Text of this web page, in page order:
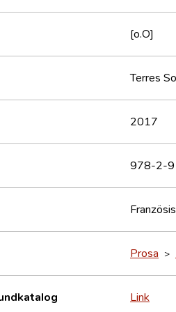
[o.O]
Terres
2017
978-2-
Prosa >
Link